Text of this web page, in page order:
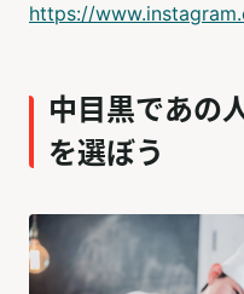
https://
中目黒であの
を選ぼう